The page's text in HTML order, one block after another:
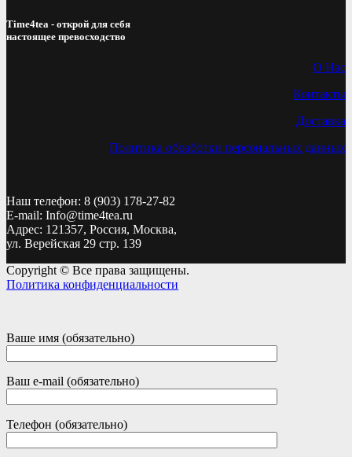
Time4tea - открой для себя
настоящее превосходство
О Нас
Контакты
Доставка
Политика обработки персональных данных
Наш телефон: 8 (903) 178-27-82
E-mail: Info@time4tea.ru
Адрес: 121357, Россия, Москва,
ул. Верейская 29 стр. 139
Copyright © Все права защищены.
Политика конфиденциальности
Ваше имя (обязательно)
Ваш e-mail (обязательно)
Телефон (обязательно)